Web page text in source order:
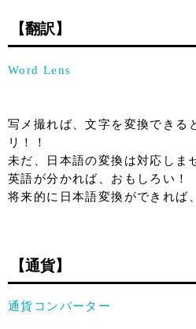
【翻訳】
Word Lens
写メ撮れば、文字を変換できる
リ！！
未だ、日本語の変換は対応しま
英語が分かれば、おもしろい！
将来的に日本語変換ができれば
【通貨】
通貨コンバーター